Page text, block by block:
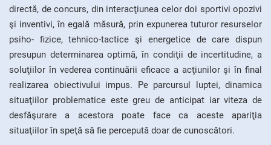
directă, de concurs, din interacţiunea celor doi sportivi opozivi
şi inventivi, în egală măsură, prin expunerea tuturor resurselor
psiho- fizice, tehnico-tactice şi energetice de care dispun
presupun determinarea optimă, în condiţii de incertitudine, a
soluţiilor în vederea continuării eficace a acţiunilor şi în final
realizarea obiectivului impus. Pe parcursul luptei, dinamica
situaţiilor problematice este greu de anticipat iar viteza de
desfăşurare a acestora poate face ca aceste apariţia
situaţiilor în speţă să fie percepută doar de cunoscători.